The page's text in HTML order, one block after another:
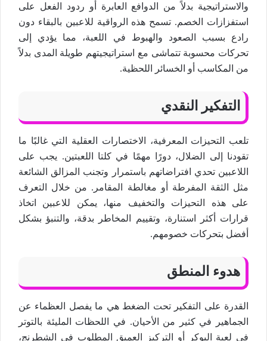
والاستراتيجية بدلاً من الدوافع العابرة أو ردود الفعل على
استفزازات الخصم. تسمح هذه الرواقية للاعبين بالبقاء دون
رادع بسبب الصعود والهبوط في اللعبة، مما يؤدي إلى
تحركات محسوبة تتماشى مع استراتيجيتهم طويلة المدى بدلاً
من المكاسب أو الخسائر اللحظية.
التفكير النقدي
تلعب التحيزات المعرفية، الاختصارات العقلية التي غالبًا ما
تقودنا إلى الضلال، دورًا مهمًا في كلتا اللعبتين. يجب على
اللاعبين تحدي افتراضاتهم باستمرار وتجنب المزالق الشائعة
مثل الثقة المفرطة أو مغالطة المقامر. من خلال التعرف
على هذه التحيزات والتخفيف منها، يمكن للاعبين اتخاذ
قرارات أكثر استنارة، وتقييم المخاطر بدقة، والتنبؤ بشكل
أفضل بتحركات خصومهم.
هدوء المنطق
القدرة على التفكير تحت الضغط هي ما يفصل العظماء عن
الجماهير في كثير من الأحيان. في اللحظات المليئة بالتوتر
في لعبة البوكر أو التركيز العميق المطلوب في الشطرنج،